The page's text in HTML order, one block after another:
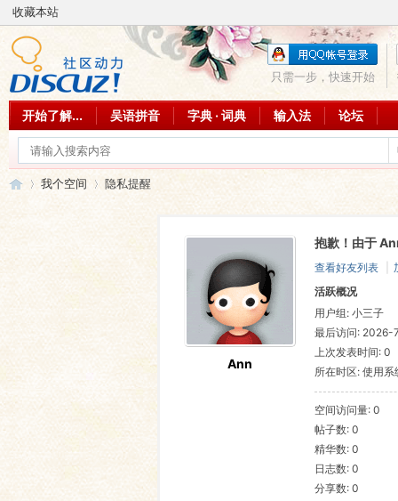
收藏本站
只需一步，快速开始
开始了解... 吴语拼音 字典 · 词典 输入法 论坛
吴
语
我个空间 隐私提醒
Ann
抱歉！由于
查看好友列表
活跃概况
用户组: 小三子
最后访问: 2026-
上次发表时间: 0
所在时区: 使用系
空间访问量: 0
帖子数: 0
精华数: 0
日志数: 0
分享数: 0